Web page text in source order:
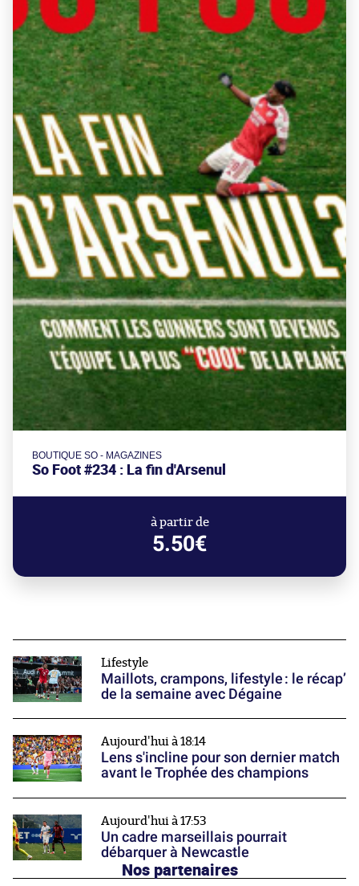
BOUTIQUE SO - MAGAZINES
So Foot #234 : La fin d'Arsenul
à partir de
5.50€
Lifestyle
Maillots, crampons, lifestyle : le récap’
de la semaine avec Dégaine
Aujourd'hui à 18:14
Lens s'incline pour son dernier match
avant le Trophée des champions
Aujourd'hui à 17:53
Un cadre marseillais pourrait
débarquer à Newcastle
Nos partenaires